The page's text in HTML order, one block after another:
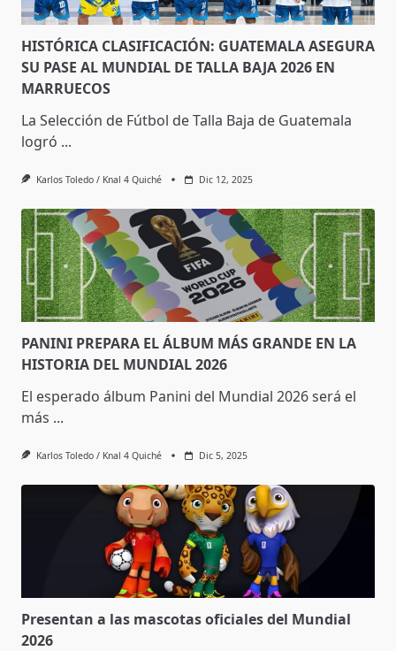
HISTÓRICA CLASIFICACIÓN: GUATEMALA ASEGURA
SU PASE AL MUNDIAL DE TALLA BAJA 2026 EN
MARRUECOS
La Selección de Fútbol de Talla Baja de Guatemala
logró ...
Karlos Toledo / Knal 4 Quiché Dic 12, 2025
PANINI PREPARA EL ÁLBUM MÁS GRANDE EN LA
HISTORIA DEL MUNDIAL 2026
El esperado álbum Panini del Mundial 2026 será el
más ...
Karlos Toledo / Knal 4 Quiché Dic 5, 2025
Presentan a las mascotas oficiales del Mundial
2026